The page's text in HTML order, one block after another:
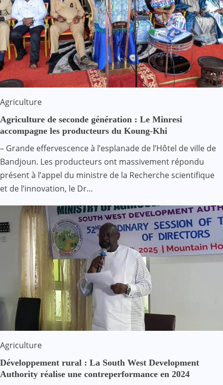
Agriculture
Agriculture de seconde génération : Le Minresi
accompagne les producteurs du Koung-Khi
– Grande effervescence à l’esplanade de l’Hôtel de ville de
Bandjoun. Les producteurs ont massivement répondu
présent à l’appel du ministre de la Recherche scientifique
et de l’innovation, le Dr…
Agriculture
Développement rural : La South West Development
Authority réalise une contreperformance en 2024